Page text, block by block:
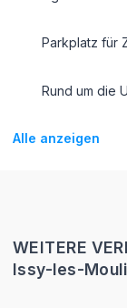
Parkplatz für
Rund um die
Alle anzeigen
WEITERE
Issy-les-